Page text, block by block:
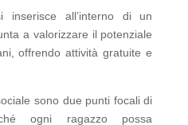
all’interno di un
a valorizzare il potenziale
offrendo attività gratuite e
sono due punti focali di
ogni ragazzo possa